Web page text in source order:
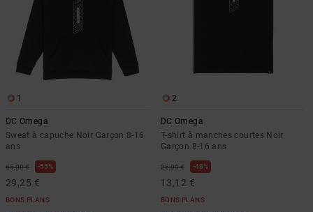
1
DC Omega
Sweat à capuche Noir Garçon 8-16
ans
65,00 € 55%
29,25 €
BONS PLANS
2
DC Omega
T-shirt à manches courtes Noir
Garçon 8-16 ans
25,00 € 48%
13,12 €
BONS PLANS